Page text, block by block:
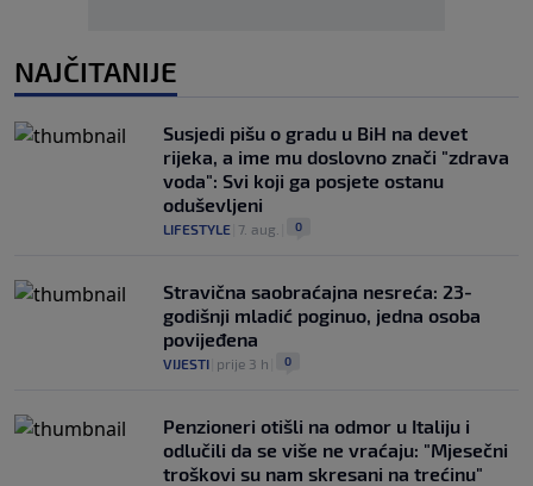
NAJČITANIJE
Susjedi pišu o gradu u BiH na devet
rijeka, a ime mu doslovno znači "zdrava
voda": Svi koji ga posjete ostanu
oduševljeni
LIFESTYLE 7. aug. 0
Stravična saobraćajna nesreća: 23-
godišnji mladić poginuo, jedna osoba
povijeđena
VIJESTI prije 3 h 0
Penzioneri otišli na odmor u Italiju i
odlučili da se više ne vraćaju: "Mjesečni
troškovi su nam skresani na trećinu"